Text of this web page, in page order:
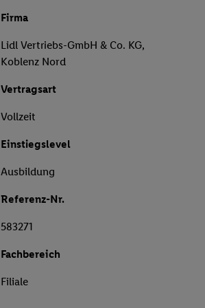
Firma
Lidl Vertriebs-GmbH & Co. KG,
Koblenz Nord
Vertragsart
Vollzeit
Einstiegslevel
Ausbildung
Referenz-Nr.
583271
Fachbereich
Filiale